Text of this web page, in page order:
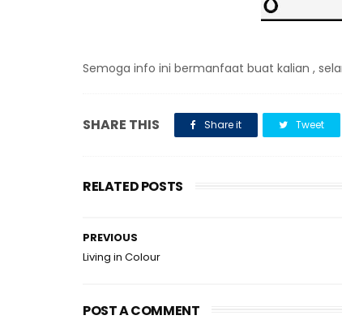
Semoga info ini bermanfaat buat kalian ,
SHARE THIS Share it Tweet
RELATED POSTS
PREVIOUS
Living in Colour
POST A COMMENT